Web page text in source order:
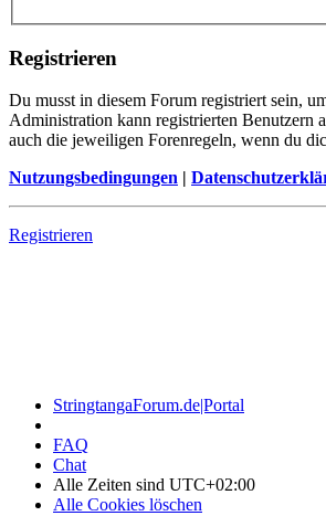
Registrieren
Du musst in diesem Forum registriert sein,
Administration kann registrierten Benutzern
auch die jeweiligen Forenregeln, wenn du
Nutzungsbedingungen |
Registrieren
StringtangaForum.de|Portal
FAQ
Chat
Alle Zeiten sind UTC+02:00
Alle Cookies löschen